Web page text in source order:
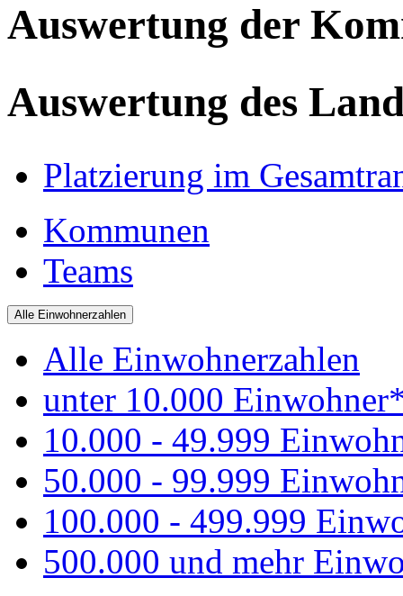
Auswertung der
Auswertung des
Platzierung im
Kommunen
Teams
Alle Einwohnerzahlen
Alle Einwohnerzahlen
unter 10.000
10.000 - 49.999
50.000 - 99.999
100.000 - 499.999
500.000 und mehr